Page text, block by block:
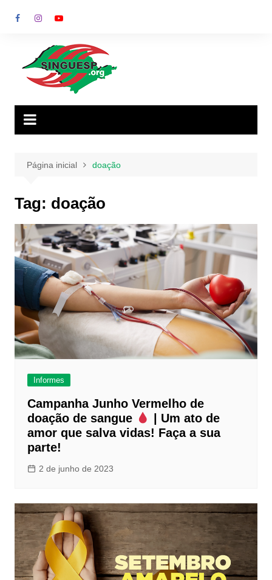
para
Página inicial doação
Tag: doação
Informes
Campanha Junho Vermelho de
doação de sangue
| Um ato de
amor que salva vidas! Faça a sua
parte!
2 de junho de 2023